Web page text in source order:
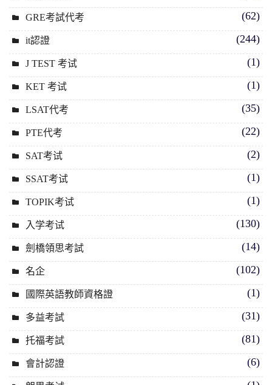
GRE考試代考 (62)
it認證 (244)
J TEST 考试 (1)
KET 考试 (1)
LSAT代考 (35)
PTE代考 (22)
SAT考试 (2)
SSAT考试 (1)
TOPIK考试 (1)
入学考试 (130)
劍橋領思考試 (14)
名企 (102)
國際英語教師資格證 (1)
多益考試 (31)
托福考試 (81)
會計認證 (6)